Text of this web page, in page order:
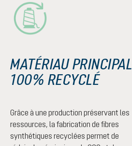
MATÉRIAU PRINCIPAL
100% RECYCLÉ
Grâce à une production préservant les
ressources, la fabrication de fibres
synthétiques recyclées permet de